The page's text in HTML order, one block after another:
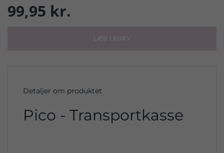
99,95 kr.
Detaljer om produktet
Pico - Transportkasse